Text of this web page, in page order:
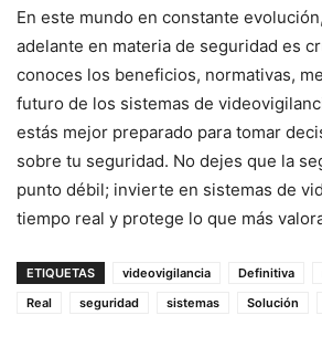
En este mundo en constante
adelante en materia de seguridad es
conoces los beneficios, normativas,
futuro de los sistemas de
estás mejor preparado para tomar
sobre tu seguridad. No dejes que la
punto débil; invierte en sistemas de
tiempo real y protege lo que más
ETIQUETAS videovigilancia Definitiva
Real
seguridad sistemas Solución